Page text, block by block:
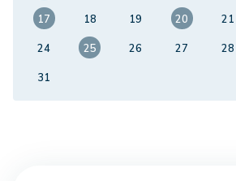
17
18 19 20 21
24
25 26 27 28
31